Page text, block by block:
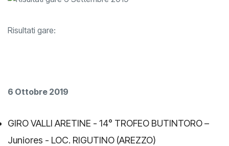
Risultati gare:
6 Ottobre 2019
GIRO VALLI ARETINE - 14° TROFEO BUTINTORO –
Juniores - LOC. RIGUTINO (AREZZO)